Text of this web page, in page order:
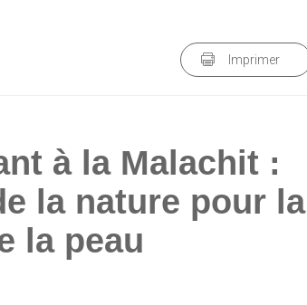
Imprimer
à la Malachit :
la nature pour la
la peau